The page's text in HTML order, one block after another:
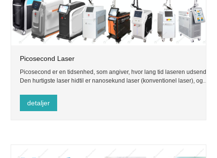
Picosecond Laser
Picosecond er en tidsenhed, som angiver, hvor lang tid laseren udsendes.
Den hurtigste laser hidtil er nanosekund laser (konventionel laser), og
detaljer